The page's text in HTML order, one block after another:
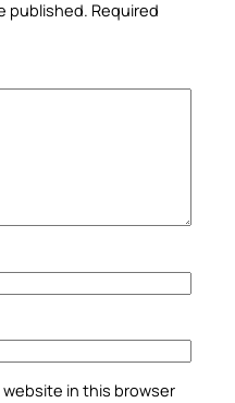
published. Required
website in this browser